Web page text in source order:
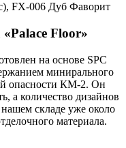
FX-006 Дуб Фаворит
Floor»
на основе SPC
минирального
опасности КМ-2. Он
a количество дизайнов
складе уже около
материала.